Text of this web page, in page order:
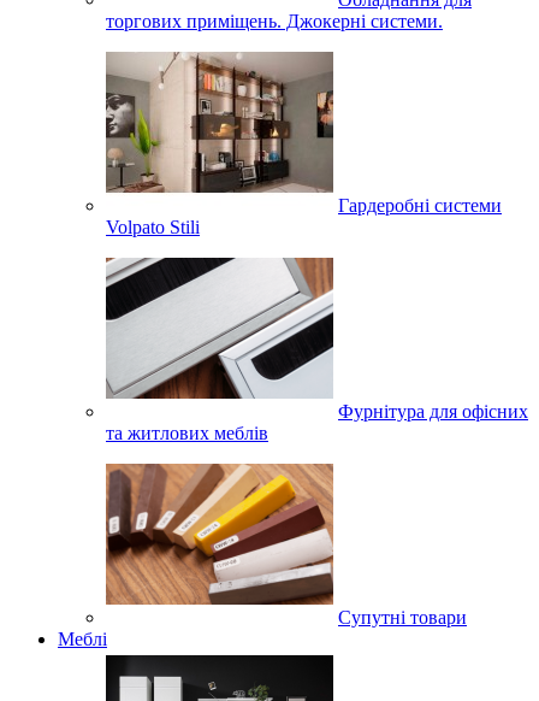
торгових приміщень. Джокерні системи.
Гардеробні системи
Volpato Stili
Фурнітура для офісних
та житлових меблів
Супутні товари
Меблі